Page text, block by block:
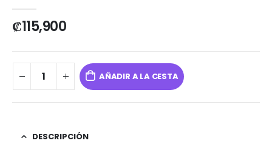
₡115,900
AÑADIR A LA CESTA
DESCRIPCIÓN